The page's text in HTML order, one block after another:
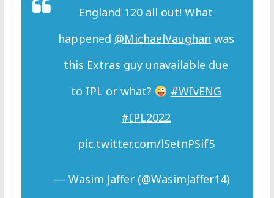
England 120 all out! What
happened @MichaelVaughan was
this Extras guy unavailable due
to IPL or what?
#WIvENG
#IPL2022
pic.twitter.com/lSetnPSif5
— Wasim Jaffer (@WasimJaffer14)